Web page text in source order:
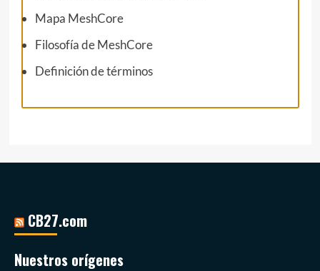
Mapa MeshCore
Filosofía de MeshCore
Definición de términos
CB27.com
Nuestros orígenes